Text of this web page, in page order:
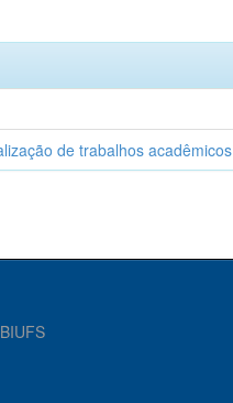
de trabalhos acadêmicos